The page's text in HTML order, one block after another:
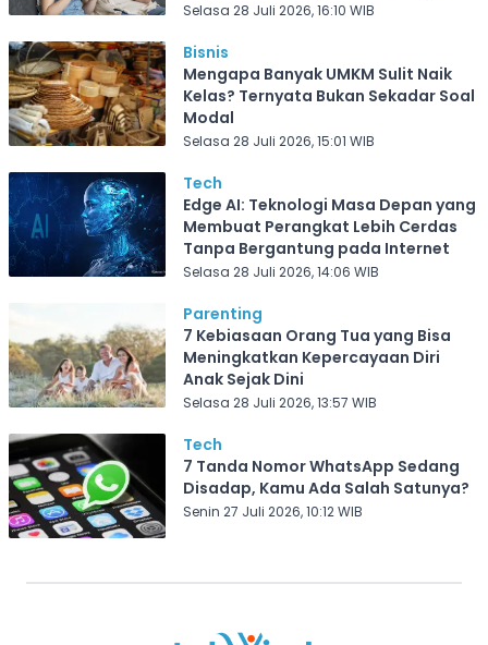
Selasa 28 Juli 2026, 16:10 WIB
Bisnis
Mengapa Banyak UMKM Sulit Naik
Kelas? Ternyata Bukan Sekadar Soal
Modal
Selasa 28 Juli 2026, 15:01 WIB
Tech
Edge AI: Teknologi Masa Depan yang
Membuat Perangkat Lebih Cerdas
Tanpa Bergantung pada Internet
Selasa 28 Juli 2026, 14:06 WIB
Parenting
7 Kebiasaan Orang Tua yang Bisa
Meningkatkan Kepercayaan Diri
Anak Sejak Dini
Selasa 28 Juli 2026, 13:57 WIB
Tech
7 Tanda Nomor WhatsApp Sedang
Disadap, Kamu Ada Salah Satunya?
Senin 27 Juli 2026, 10:12 WIB